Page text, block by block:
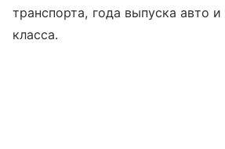
транспорта, года выпуска авто и
класса.